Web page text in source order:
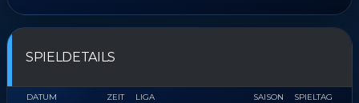
SPIELDETAILS
DATUM ZEIT LIGA SAISON SPIELTAG